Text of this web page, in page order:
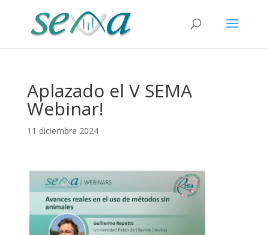
Aplazado el V SEMA
Webinar!
11 diciembre 2024